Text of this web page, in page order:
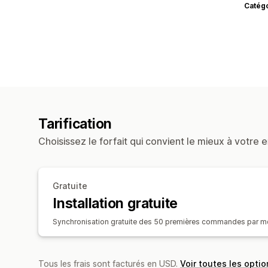
Tarification
Choisissez le forfait qui convient le mieux à votre
Gratuite
Installation gratuite
Synchronisation gratuite des 50 premières commandes par
Tous les frais sont facturés en USD. Voir toutes les